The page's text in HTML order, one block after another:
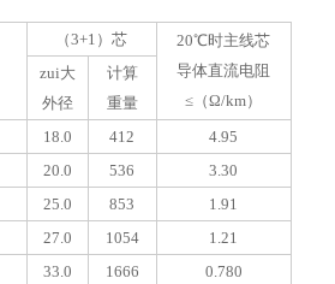
（3+1）芯
20℃时主线芯
导体直流电阻
≤（Ω/km）
zui大
外径
计算
重量
18.0 412
4.95
20.0 536
3.30
25.0 853
1.91
27.0 1054
1.21
33.0 1666
0.780